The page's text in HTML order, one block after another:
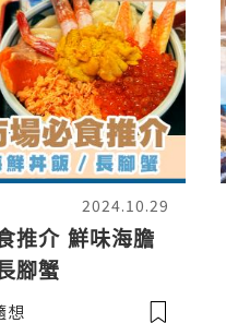
2024.10.29
推介 鮮味海膽
腳蟹
想